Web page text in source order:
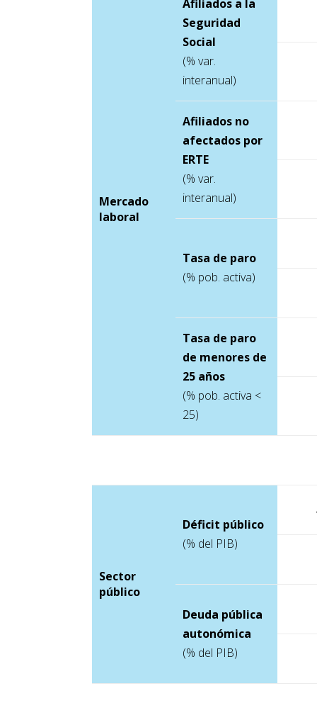
Mercado
laboral
Afiliados a la
Seguridad
Social
(% var.
interanual)
Afiliados no
afectados por
ERTE
(% var.
interanual)
Tasa de paro
(% pob. activa)
Tasa de paro
de menores de
25 años
(% pob. activa <
25)
Sector
público
Déficit público
(% del PIB)
Deuda pública
autonómica
(% del PIB)